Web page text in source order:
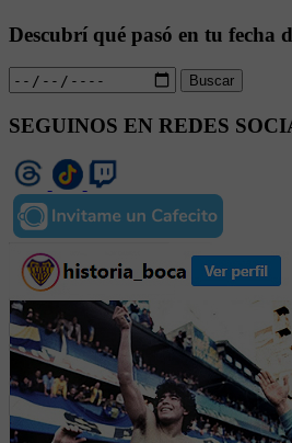
Descubrí qué pasó en tu fecha
Buscar
SEGUINOS EN REDES